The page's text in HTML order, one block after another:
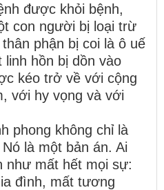
được khỏi bệnh,
con người bị loại trừ
phận bị coi là ô uế
hồn bị dồn vào
kéo trở về với cộng
với hy vọng và với
phong không chỉ là
là một bản án. Ai
như mất hết mọi sự:
đình, mất tương